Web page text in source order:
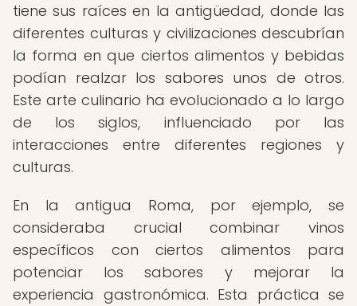
tiene sus raíces en la antigüedad, donde las
diferentes culturas y civilizaciones descubrían
la forma en que ciertos alimentos y bebidas
podían realzar los sabores unos de otros.
Este arte culinario ha evolucionado a lo largo
de los siglos, influenciado por las
interacciones entre diferentes regiones y
culturas.
En la antigua Roma, por ejemplo, se
consideraba crucial combinar vinos
específicos con ciertos alimentos para
potenciar los sabores y mejorar la
experiencia gastronómica. Esta práctica se